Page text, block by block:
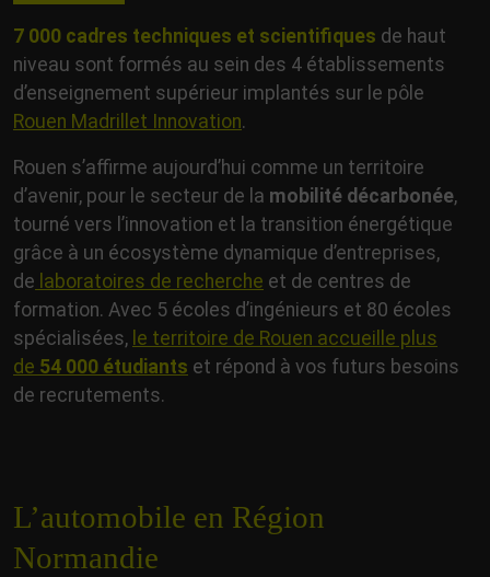
7 000 cadres techniques et scientifiques de haut
niveau sont formés au sein des 4 établissements
d’enseignement supérieur implantés sur le pôle
Rouen Madrillet Innovation.
Rouen s’affirme aujourd’hui comme un territoire
d’avenir, pour le secteur de la mobilité décarbonée,
tourné vers l’innovation et la transition énergétique
grâce à un écosystème dynamique d’entreprises,
de laboratoires de recherche et de centres de
formation. Avec 5 écoles d’ingénieurs et 80 écoles
spécialisées, le territoire de Rouen accueille plus
de 54 000 étudiants et répond à vos futurs besoins
de recrutements.
L’automobile en Région
Normandie